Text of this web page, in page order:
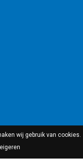
wij gebruik van cookies.